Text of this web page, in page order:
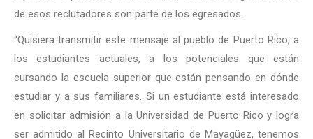
de esos reclutadores son parte de los egresados.
“Quisiera transmitir este mensaje al pueblo de Puerto Rico, a
los estudiantes actuales, a los potenciales que están
cursando la escuela superior que están pensando en dónde
estudiar y a sus familiares. Si un estudiante está interesado
en solicitar admisión a la Universidad de Puerto Rico y logra
ser admitido al Recinto Universitario de Mayagüez, tenemos